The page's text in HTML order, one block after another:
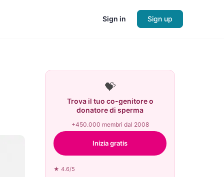
Sign in Sign up
💝
Trova il tuo co-genitore o
donatore di sperma
+450.000 membri dal 2008
Inizia gratis
★ 4.6/5